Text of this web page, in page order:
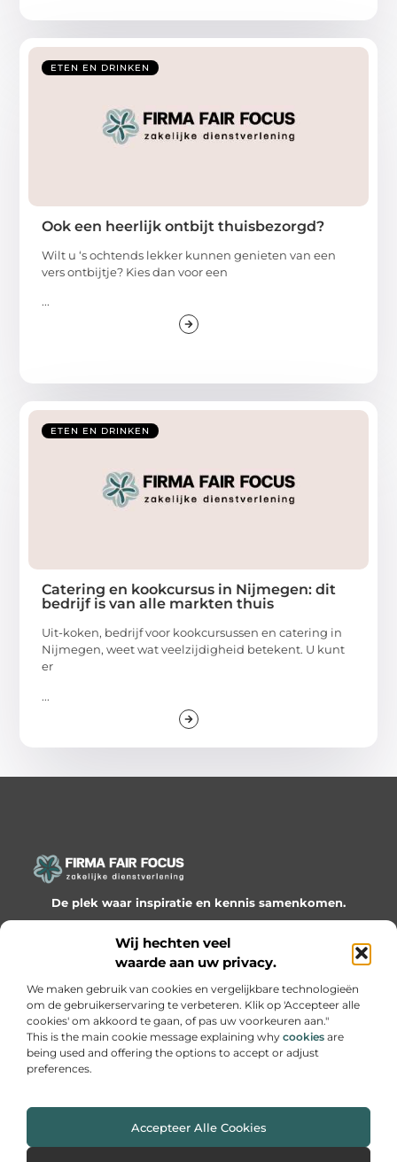
Wij hechten veel
waarde aan uw privacy.
We maken gebruik van cookies en vergelijkbare technologieën
om de gebruikerservaring te verbeteren. Klik op 'Accepteer alle
cookies' om akkoord te gaan, of pas uw voorkeuren aan."
This is the main cookie message explaining why cookies are
being used and offering the options to accept or adjust
preferences.
Accepteer Alle Cookies
ETEN EN DRINKEN
Ook een heerlijk ontbijt thuisbezorgd?
Wilt u ‘s ochtends lekker kunnen genieten van een
vers ontbijtje? Kies dan voor een
...
ETEN EN DRINKEN
Catering en kookcursus in Nijmegen: dit
bedrijf is van alle markten thuis
Uit-koken, bedrijf voor kookcursussen en catering in
Nijmegen, weet wat veelzijdigheid betekent. U kunt
er
...
De plek waar inspiratie en kennis samenkomen.
Ontdek onze blogs en artikelen en laat je verrassen door
waardevolle inzichten en nieuwe ideeën!
Bericht categorie
Onze informatie